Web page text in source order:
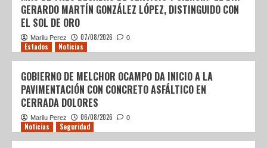
GERARDO MARTÍN GONZÁLEZ LÓPEZ, DISTINGUIDO CON
EL SOL DE ORO
Marilu Perez 07/08/2026 0
Estados Noticias
GOBIERNO DE MELCHOR OCAMPO DA INICIO A LA
PAVIMENTACIÓN CON CONCRETO ASFÁLTICO EN
CERRADA DOLORES
Marilu Perez 06/08/2026 0
Noticias Seguridad